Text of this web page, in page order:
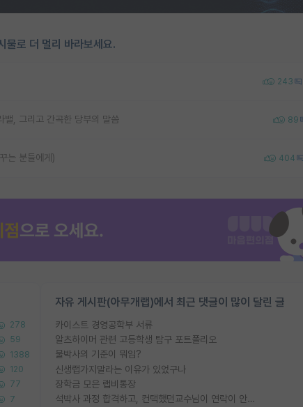
물로 더 멀리 바라보세요.
243
밸, 그리고 간곡한 당부의 말씀 89
는 분들에게) 404
278
59
1388
120
77
7
자유 게시판(아무개랩)에서 최근 댓글이 많이 달린 글
카이스트 경영공학부 서류
알츠하이머 관련 고등학생 탐구 포트폴리오
물박사의 기준이 뭐임?
신생랩가지말라는 이유가 있었구나
장학금 모은 랩비통장
석박사 과정 합격하고, 컨택했던교수님이 연락이 안됩니다...